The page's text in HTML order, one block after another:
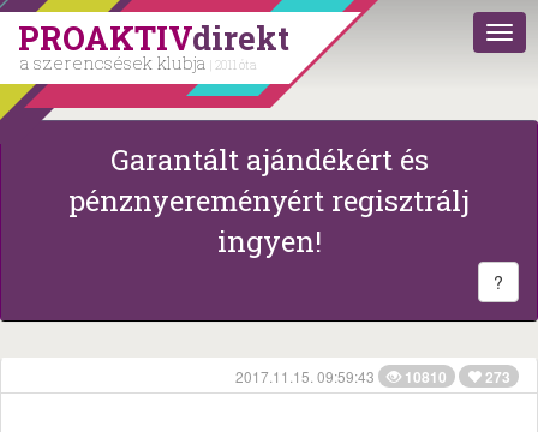
PROAKTIVdirekt
a szerencsések klubja | 2011 óta
Garantált ajándékért és
pénznyereményért regisztrálj
ingyen!
?
2017.11.15. 09:59:43 10810 273